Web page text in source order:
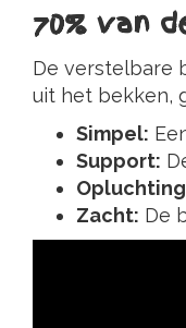
70% van
De verstelbare
uit het bekken,
Simpel:
Support:
Zacht: De